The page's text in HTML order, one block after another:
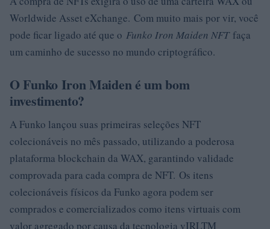
Worldwide Asset eXchange. Com muito mais por vir, você
pode ficar ligado até que o Funko Iron Maiden NFT faça
um caminho de sucesso no mundo criptográfico.
O Funko Iron Maiden é um bom
investimento?
A Funko lançou suas primeiras seleções NFT
colecionáveis ​​no mês passado, utilizando a poderosa
plataforma blockchain da WAX, garantindo validade
comprovada para cada compra de NFT. Os itens
colecionáveis ​​físicos da Funko agora podem ser
comprados e comercializados como itens virtuais com
valor agregado por causa da tecnologia vIRLTM